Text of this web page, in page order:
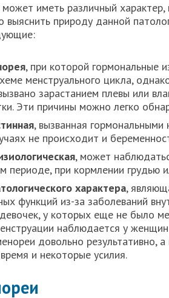
иметь различный
природу данной
, при которой гормональные
менструального цикла,
зарастанием плевы или
Эти причины можно легко
, вызванная
не происходит и
, может
периоде, при кормлении грудью
характера,
функций из-за заболеваний
у которых еще не было
наблюдается у
довольно результативно,
и некоторые усилия.